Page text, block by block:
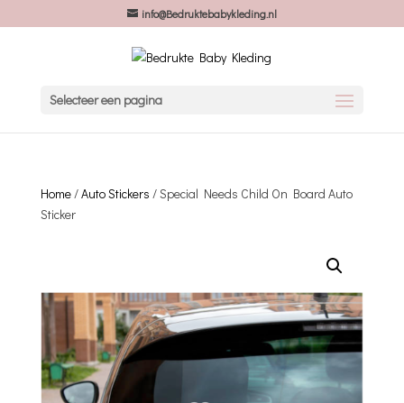
info@Bedruktebabykleding.nl
Selecteer een pagina
Home/Auto Stickers / Special Needs Child On Board Auto
Sticker